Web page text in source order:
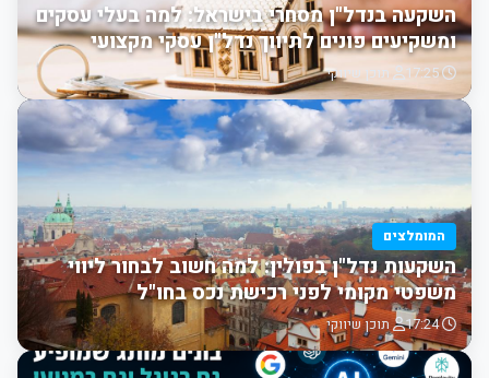
השקעה בנדל"ן מסחרי בישראל: למה בעלי עסקים
ומשקיעים פונים לתיווך נדל"ן עסקי מקצועי
17:25 תוכן שיווקי
המומלצים
השקעות נדל"ן בפולין: למה חשוב לבחור ליווי
משפטי מקומי לפני רכישת נכס בחו"ל
17:24 תוכן שיווקי